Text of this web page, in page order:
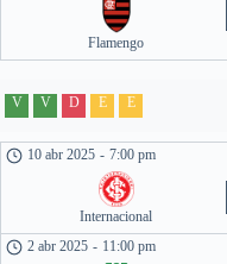
Flamengo
V V D E E
10 abr 2025 - 7:00 pm
Internacional
2 abr 2025 - 11:00 pm